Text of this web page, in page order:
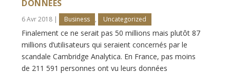
DONNÉES
6 Avr 2018 | Business , Uncategorized
Finalement ce ne serait pas 50 millions mais plutôt 87
millions d’utilisateurs qui seraient concernés par le
scandale Cambridge Analytica. En France, pas moins
de 211 591 personnes ont vu leurs données